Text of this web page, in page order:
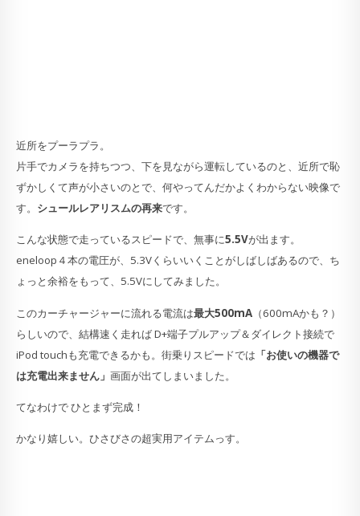
近所をプーラプラ。
片手でカメラを持ちつつ、下を見ながら運転しているのと、近所で恥
ずかしくて声が小さいのとで、何やってんだかよくわからない映像で
す。 シュールレアリスムの再来です。
こんな状態で走っているスピードで、無事に5.5Vが出ます。
eneloop４本の電圧が、5.3Vくらいいくことがしばしばあるので、ち
ょっと余裕をもって、5.5Vにしてみました。
このカーチャージャーに流れる電流は最大500mA （600mAかも？）
らしいので、結構速く走れば D+端子プルアップ＆ダイレクト接続で
iPod touchも充電できるかも。街乗りスピードでは 「お使いの機器で
は充電出来ません」 画面が出てしまいました。
てなわけで ひとまず完成！
かなり嬉しい。ひさびさの超実用アイテムっす。